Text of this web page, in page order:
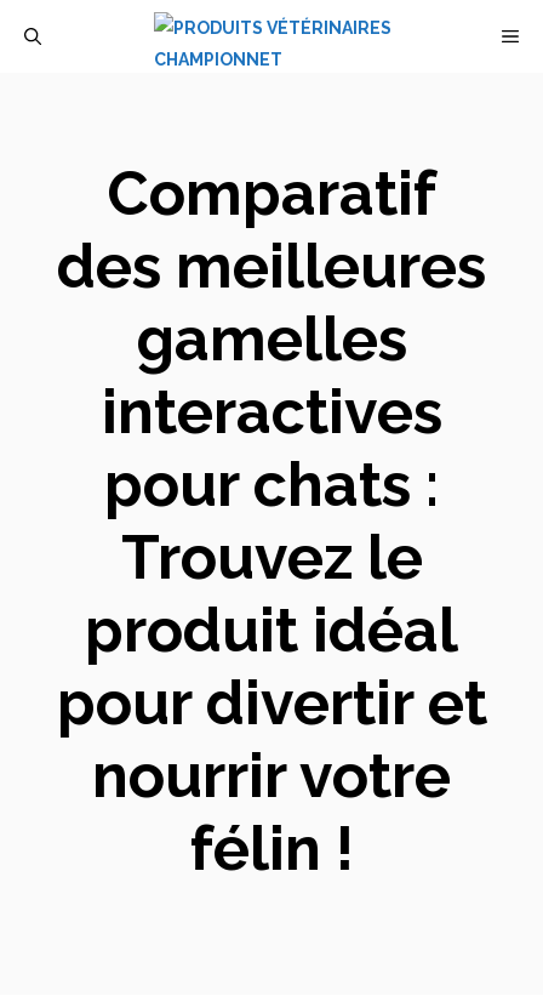
Comparatif
des meilleures
gamelles
interactives
pour chats :
Trouvez le
produit idéal
pour divertir et
nourrir votre
félin !